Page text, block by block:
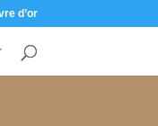
d’or